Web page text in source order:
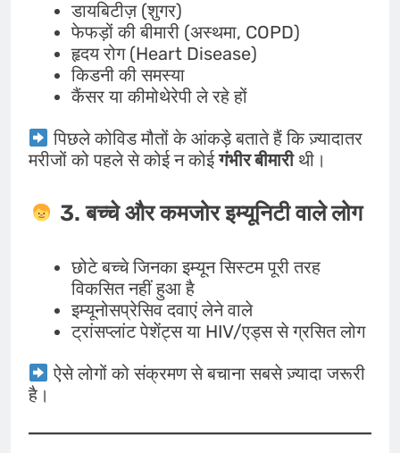
डायबिटीज़ (शुगर)
फेफड़ों की बीमारी (अस्थमा, COPD)
हृदय रोग (Heart Disease)
किडनी की समस्या
कैंसर या कीमोथेरेपी ले रहे हों
पिछले कोविड मौतों के आंकड़े बताते हैं कि ज़्यादातर
मरीजों को पहले से कोई न कोईगंभीर बीमारीथी।
3. बच्चे और कमजोर इम्यूनिटी वाले लोग
छोटे बच्चे जिनका इम्यून सिस्टम पूरी तरह
विकसित नहीं हुआ है
इम्यूनोसप्रेसिव दवाएं लेने वाले
ट्रांसप्लांट पेशेंट्स या HIV/एड्स से ग्रसित लोग
ऐसे लोगों को संक्रमण से बचाना सबसे ज़्यादा जरूरी
है।